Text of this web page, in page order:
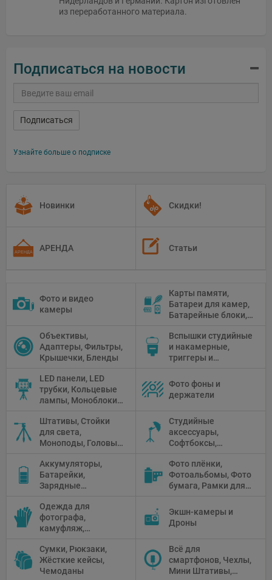
из переработанного материала.
Подписаться на новости
Подписаться
Узнайте больше о подписке
Новинки Скидки!
АРЕНДА Статьи
Фото и видео
камеры
Карты памяти,
Батареи для камер,
Батарейные блоки,
Объективы,
Адаптеры, Фильтры,
Крышечки, Бленды
Вспышки студийные
и накамерные,
триггеры и
LED панели, LED
трубки, Кольцевые
лампы, Моноблоки,
Флуоресцентное и
галогенное
освещение
Фото фоны и
держатели
Штативы, Стойки
для света,
Моноподы, Головы
Студийные
аксессуары,
Софтбоксы,
Рефлекторы,
Отражатели,
Предметные
Аккумуляторы,
Батарейки,
Зарядные
питания, Солнечные
панели
Фото плёнки,
Фотоальбомы, Фото
бумага, Рамки для
камеры
Одежда для
фотографа,
камуфляж,
Экшн-камеры и
Дроны
Сумки, Рюкзаки,
Жёсткие кейсы,
Чемоданы
Всё для
смартфонов, Чехлы,
Мини Штативы,